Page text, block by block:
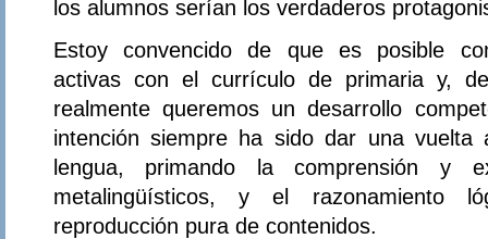
los alumnos serían los verdaderos
Estoy convencido de que es posible
activas con el currículo de primaria y,
realmente queremos un desarrollo
intención siempre ha sido dar una
lengua, primando la comprensión y
metalingüísticos, y el razonamiento
reproducción pura de contenidos.